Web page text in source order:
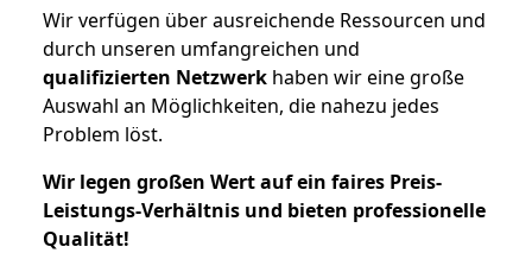
Wir verfügen über ausreichende Ressourcen und
durch unseren umfangreichen und
qualifizierten Netzwerk haben wir eine große
Auswahl an Möglichkeiten, die nahezu jedes
Problem löst.
Wir legen großen Wert auf ein faires Preis-
Leistungs-Verhältnis und bieten professionelle
Qualität!